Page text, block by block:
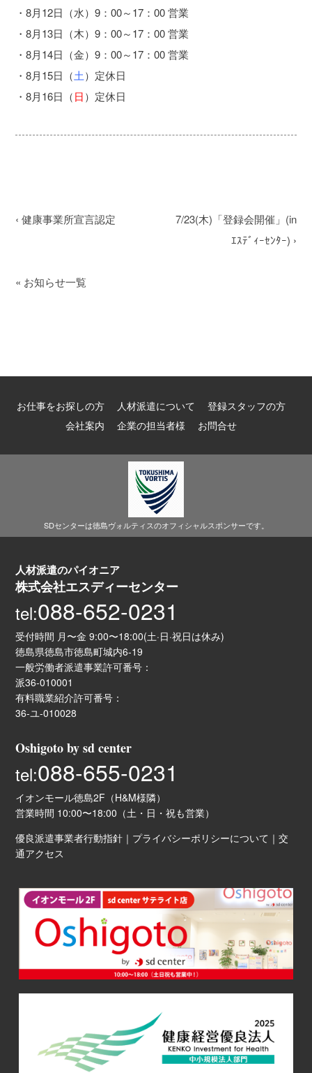
・8月12日（水）9：00～17：00 営業
・8月13日（木）9：00～17：00 営業
・8月14日（金）9：00～17：00 営業
・8月15日（土）定休日
・8月16日（日）定休日
7/23(木)「登録会開催」(in
ｴｽﾃﾞｨｰｾﾝﾀｰ) ›
‹健康事業所宣言認定
« お知らせ一覧
お仕事をお探しの方 人材派遣について
登録スタッフの方
会社案内
企業の担当者様 お問合せ
SDセンターは徳島ヴォルティスのオフィシャルスポンサーです。
人材派遣のパイオニア
株式会社エスディーセンター
tel:088-652-0231
受付時間 月〜金 9:00〜18:00(土·日·祝日は休み)
徳島県徳島市徳島町城内6-19
一般労働者派遣事業許可番号：
派36-010001
有料職業紹介許可番号：
36-ユ-010028
Oshigoto by sd center
tel:088-655-0231
イオンモール徳島2F（H&M様隣）
営業時間 10:00〜18:00（土・日・祝も営業）
優良派遣事業者行動指針 ｜ プライバシーポリシーについて ｜交
通アクセス